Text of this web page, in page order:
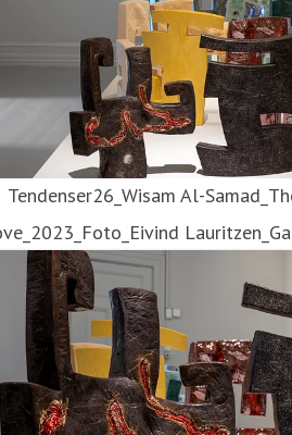
Tendenser26_Wisam Al-